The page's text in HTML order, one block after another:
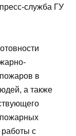
служба ГУ
в
а также
пожарных
с